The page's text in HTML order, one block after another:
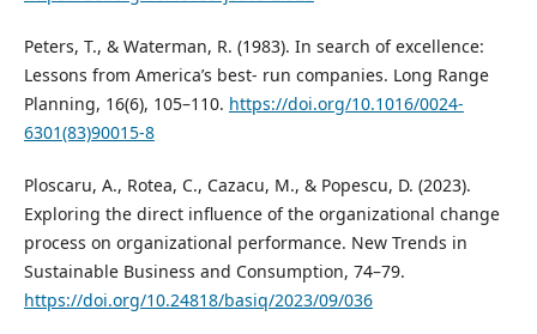
Peters, T., & Waterman, R. (1983). In search of excellence:
Lessons from America’s best- run companies. Long Range
Planning, 16(6), 105–110. https://doi.org/10.1016/0024-
6301(83)90015-8
Ploscaru, A., Rotea, C., Cazacu, M., & Popescu, D. (2023).
Exploring the direct influence of the organizational change
process on organizational performance. New Trends in
Sustainable Business and Consumption, 74–79.
https://doi.org/10.24818/basiq/2023/09/036